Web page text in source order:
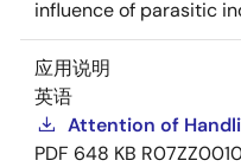
influence of parasitic
应用说明
英语
Attention of
PDF 648 KB